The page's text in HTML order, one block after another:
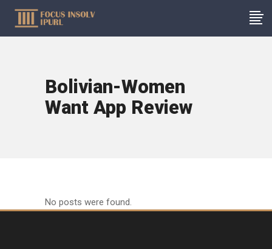
Bolivian-Women
Want App Review
No posts were found.